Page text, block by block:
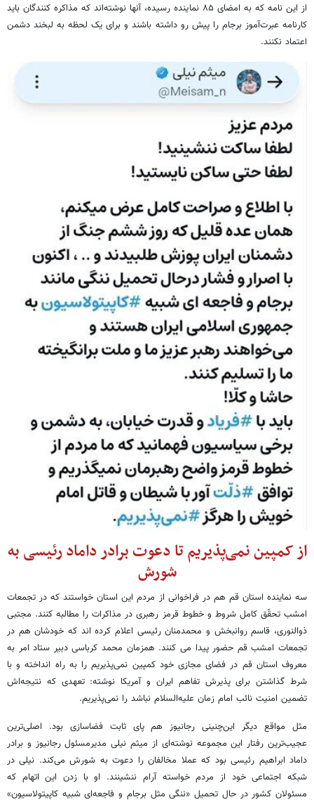
از این نامه که به امضای ۸۵ نماینده رسیده، آنها نوشته‌اند که مذاکره کنندگان باید
کارنامه عبرت‌آموز برجام را پیش رو داشته باشند و برای یک لحظه به لبخند دشمن
اعتماد نکنند.
از کمپین نمی‌پذیریم تا دعوت برادر داماد رئیسی به
شورش
سه نماینده استان قم هم در فراخوانی از مردم این استان خواستند که در تجمعات
امشب تحقّق کامل شروط و خطوط قرمز رهبری در مذاکرات را مطالبه کنند. مجتبی
ذوالنوری، قاسم روانبخش و محمدمنان رئیسی اعلام کرده اند که خودشان هم در
تجمعات امشب قم حضور پیدا می کنند. همزمان محمد کرباسی دبیر ستاد امر به
معروف استان قم در فضای مجازی خود کمپین نمی‌پذیریم را به راه انداخته و با
شرط گذاشتن برای پذیرش تفاهم ایران و آمریکا نوشته: تعهدی که نتیجه‌اش
تضمین امنیت نائب امام زمان علیه‌السلام نباشد را نمی‌پذیریم.
مثل مواقع دیگر این‌چنینی رجانیوز هم پای ثابت فضاسازی بود. اصلی‌ترین
عجیب‌ترین رفتار این مجموعه نوشته‌ای از میثم نیلی مدیرمسئول رجانیوز و برادر
داماد ابراهیم رئیسی بود که عملا مخالفان را دعوت به شورش می‌کند. نیلی در
شبکه اجتماعی خود از مردم خواسته آرام ننشینند. او با زدن این اتهام که
مسئولان کشور در حال تحمیل «ننگی مثل برجام و فاجعه‌ای شبیه کاپیتولاسیون»